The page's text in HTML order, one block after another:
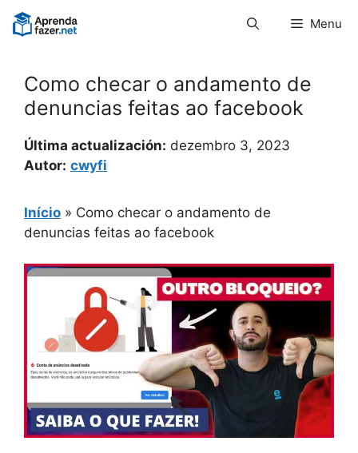
Pular
para
Menu
Como checar o andamento de
denuncias feitas ao facebook
Última actualización: dezembro 3, 2023
Autor: cwyfi
Início » Como checar o andamento de
denuncias feitas ao facebook